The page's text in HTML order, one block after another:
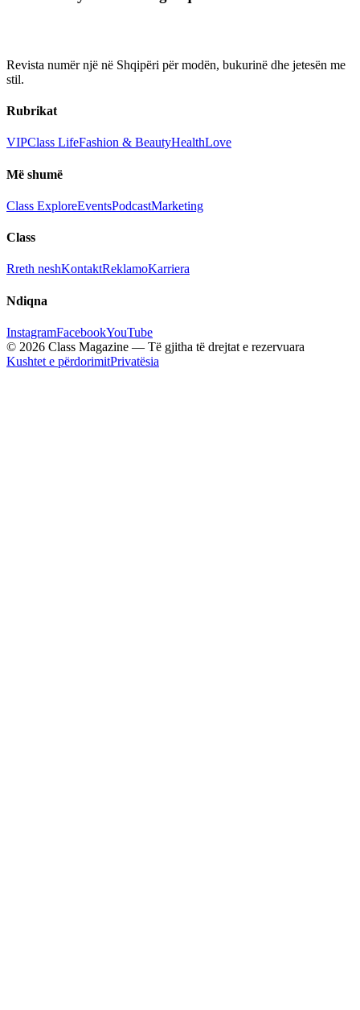
Revista numër një në Shqipëri për modën, bukurinë dhe jetesën me
stil.
Rubrikat
VIPClass LifeFashion & BeautyHealthLove
Më shumë
Class ExploreEventsPodcastMarketing
Class
Rreth neshKontaktReklamoKarriera
Ndiqna
InstagramFacebookYouTube
© 2026 Class Magazine — Të gjitha të drejtat e rezervuara
Kushtet e përdorimitPrivatësia